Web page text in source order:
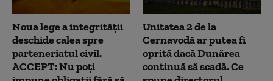
Noua lege a integrității
deschide calea spre
parteneriatul civil.
ACCEPT: Nu poți
Unitatea 2 de la
Cernavodă ar putea fi
oprită dacă Dunărea
continuă să scadă. Ce